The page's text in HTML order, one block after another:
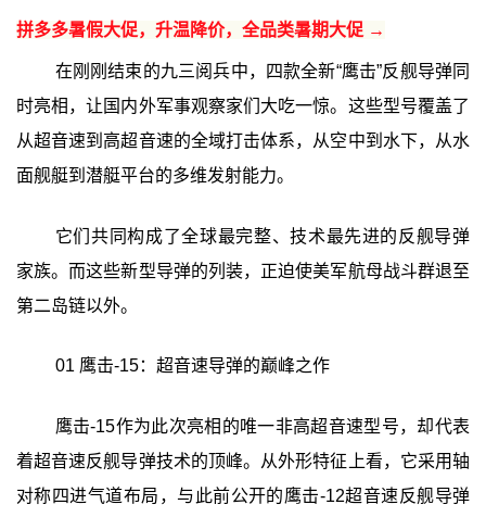
拼多多暑假大促，升温降价，全品类暑期大促 →
在刚刚结束的九三阅兵中，四款全新“鹰击”反舰导弹同
时亮相，让国内外军事观察家们大吃一惊。这些型号覆盖了
从超音速到高超音速的全域打击体系，从空中到水下，从水
面舰艇到潜艇平台的多维发射能力。
它们共同构成了全球最完整、技术最先进的反舰导弹
家族。而这些新型导弹的列装，正迫使美军航母战斗群退至
第二岛链以外。
01 鹰击-15：超音速导弹的巅峰之作
鹰击-15作为此次亮相的唯一非高超音速型号，却代表
着超音速反舰导弹技术的顶峰。从外形特征上看，它采用轴
对称四进气道布局，与此前公开的鹰击-12超音速反舰导弹